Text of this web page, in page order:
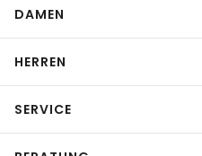
DAMEN
HERREN
SERVICE